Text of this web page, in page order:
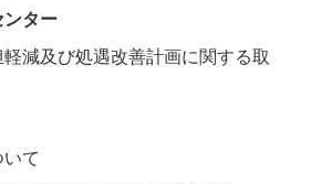
ンター
減及び処遇改善計画に関する取
て